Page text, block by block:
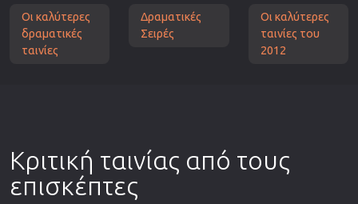
Οι καλύτερες
δραματικές
ταινίες
Δραματικές
Σειρές
Οι καλύτερες
ταινίες του
2012
Κριτική ταινίας από τους
επισκέπτες